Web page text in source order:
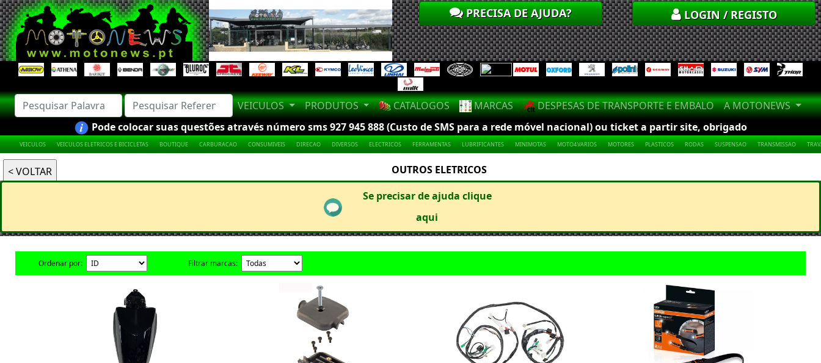
PRECISA DE AJUDA? LOGIN / REGISTO
VEICULOS PRODUTOS CATALOGOS MARCAS DESPESAS DE TRANSPORTE E EMBALO
A MOTONEWS
Pode colocar suas questões através número sms 927 945 888 (Custo de SMS para a rede móvel nacional) ou ticket a partir site, obrigado
VEICULOS VEICULOS ELETRICOS E BICICLETAS BOUTIQUE CARBURACAO CONSUMIVEIS DIRECAO DIVERSOS ELECTRICOS FERRAMENTAS LUBRIFICANTES MINIMOTAS MOTO4.VARIOS MOTORES PLASTICOS RODAS SUSPENSAO TRANSMISSAO
OUTROS ELETRICOS
Se precisar de ajuda clique
aqui
Ordenar por: Filtrar marcas: